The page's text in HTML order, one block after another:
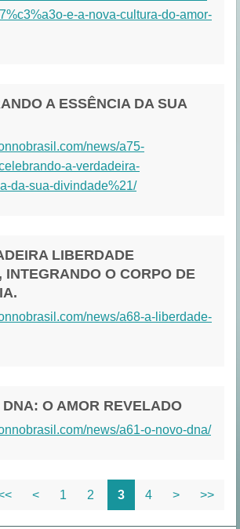
e-a-nova-cultura-do-amor-
A ESSÊNCIA DA SUA
news/a75-
a-verdadeira-
da-sua-divindade%21/
LIBERDADE
INTEGRANDO O CORPO DE
news/a68-a-liberdade-
O AMOR REVELADO
news/a61-o-novo-dna/
< 1 2 3 4 > >>